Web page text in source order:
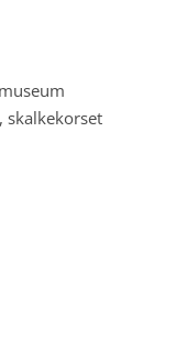
skalkekorset